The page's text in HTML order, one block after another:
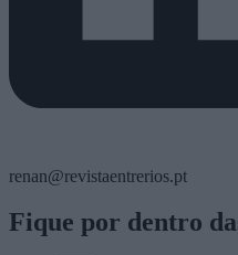
renan@revistaentrerios.pt
Fique por dentro